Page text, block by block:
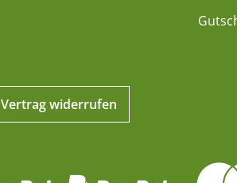
Vertrag widerrufen